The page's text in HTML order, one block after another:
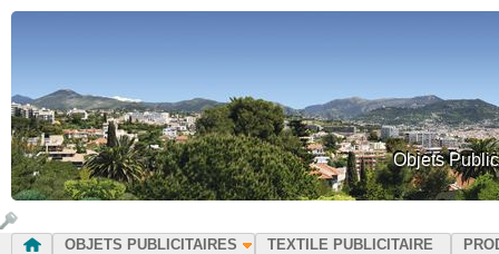
Objets
OBJETS PUBLICITAIRES TEXTILE PUBLICITAIRE